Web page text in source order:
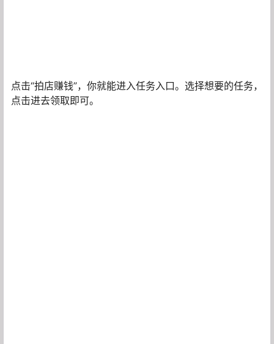
点击“拍店赚钱”，你就能进入任务入口。选择想要的任务，
点击进去领取即可。